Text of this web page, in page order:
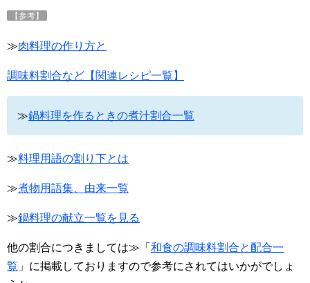
【参考】
≫肉料理の作り方と
調味料割合など【関連レシピ一覧】
≫鍋料理を作るときの煮汁割合一覧
≫料理用語の割り下とは
≫煮物用語集、由来一覧
≫鍋料理の献立一覧を見る
他の割合につきましては≫「 和食の調味料割合と配合一
覧 」に掲載しておりますので参考にされてはいかがでしょ